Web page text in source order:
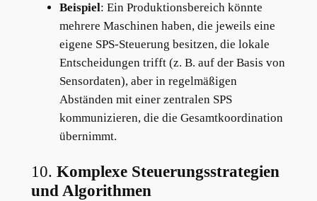
Beispiel: Ein Produktionsbereich könnte
mehrere Maschinen haben, die jeweils eine
eigene SPS-Steuerung besitzen, die lokale
Entscheidungen trifft (z. B. auf der Basis von
Sensordaten), aber in regelmäßigen
Abständen mit einer zentralen SPS
kommunizieren, die die Gesamtkoordination
übernimmt.
10. Komplexe Steuerungsstrategien
und Algorithmen